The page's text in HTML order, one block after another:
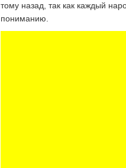
тому назад, так как каждый
пониманию.